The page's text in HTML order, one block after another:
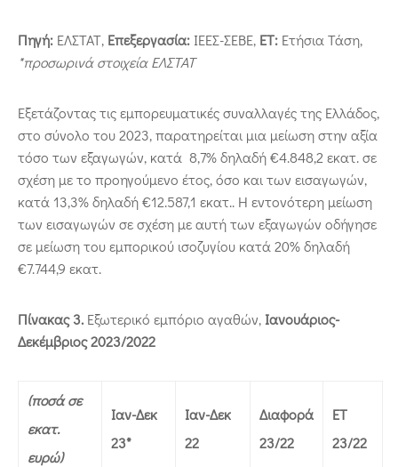
Πηγή: ΕΛΣΤΑΤ, Επεξεργασία: ΙΕΕΣ-ΣΕΒΕ, ΕΤ: Ετήσια Τάση,
*προσωρινά στοιχεία ΕΛΣΤΑΤ
Εξετάζοντας τις εμπορευματικές συναλλαγές της Ελλάδος,
στο σύνολο του 2023, παρατηρείται μια μείωση στην αξία
τόσο των εξαγωγών, κατά 8,7% δηλαδή €4.848,2 εκατ. σε
σχέση με το προηγούμενο έτος, όσο και των εισαγωγών,
κατά 13,3% δηλαδή €12.587,1 εκατ.. Η εντονότερη μείωση
των εισαγωγών σε σχέση με αυτή των εξαγωγών οδήγησε
σε μείωση του εμπορικού ισοζυγίου κατά 20% δηλαδή
€7.744,9 εκατ.
Πίνακας 3. Εξωτερικό εμπόριο αγαθών, Ιανουάριος-
Δεκέμβριος2023/2022
(ποσά σε
εκατ.
ευρώ)
Ιαν-Δεκ
23*
Ιαν-Δεκ
22
Διαφορά
23/22
ΕΤ
23/22